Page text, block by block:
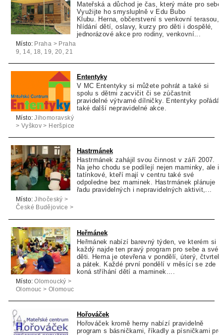
Mateřská a důchod je čas, který máte pro
Využijte ho smysluplně v Edu Bubo
Klubu. Herna, občerstvení s venkovní terasou,
hlídání dětí, oslavy, kurzy pro děti i dospělé,
jednorázové akce pro rodiny, venkovní...
Místo: Praha > Praha
9, 14, 18, 19, 20, 21
Ententyky
V MC Ententyky si můžete pohrát a také si
spolu s dětmi zacvičit či se zúčastnit
pravidelné výtvarné dílničky. Ententyky pořádá
také další nepravidelné akce.
Místo: Jihomoravský
> Vyškov > Heršpice
Hastrmánek
Hastrmánek zahájil svou činnost v září 2007.
Na jeho chodu se podílejí nejen maminky, ale i
tatínkové, kteří mají v centru také své
odpoledne bez maminek. Hastrmánek plánuje
řadu pravidelných i nepravidelných aktivit,...
Místo: Jihočeský >
České Budějovice >
Heřmánek
Heřmánek nabízí barevný týden, ve kterém si
každý najde ten pravý program pro sebe a své
děti. Herna je otevřena v pondělí, úterý, čtvrtek
a pátek. Každé první pondělí v měsíci se zde
koná stříhání dětí a maminek....
Místo: Olomoucký >
Olomouc > Olomouc
Hořováček
Hořováček kromě herny nabízí pravidelně
program s básničkami, říkadly a písničkami pro